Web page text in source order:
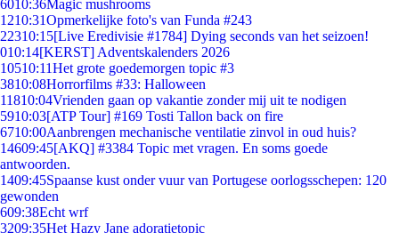
6010:36Magic mushrooms
1210:31Opmerkelijke foto's van Funda #243
22310:15[Live Eredivisie #1784] Dying seconds van het seizoen!
010:14[KERST] Adventskalenders 2026
10510:11Het grote goedemorgen topic #3
3810:08Horrorfilms #33: Halloween
11810:04Vrienden gaan op vakantie zonder mij uit te nodigen
5910:03[ATP Tour] #169 Tosti Tallon back on fire
6710:00Aanbrengen mechanische ventilatie zinvol in oud huis?
14609:45[AKQ] #3384 Topic met vragen. En soms goede
antwoorden.
1409:45Spaanse kust onder vuur van Portugese oorlogsschepen: 120
gewonden
609:38Echt wrf
3209:35Het Hazy Jane adoratietopic